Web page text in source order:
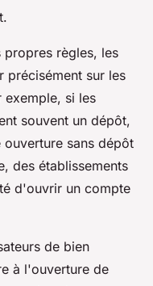
propres règles, les
précisément sur les
exemple, si les
souvent un dépôt,
sans dépôt
des établissements
d'ouvrir un compte
de bien
à l'ouverture de